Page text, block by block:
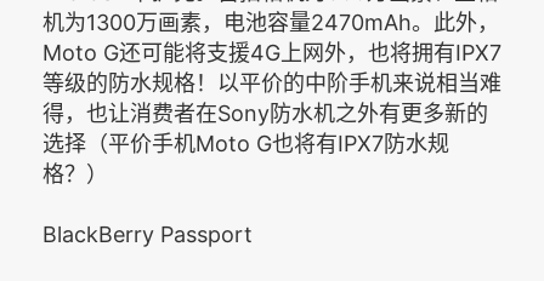
机为1300万画素，电池容量2470mAh。此外，
Moto G还可能将支援4G上网外，也将拥有IPX7
等级的防水规格！以平价的中阶手机来说相当难
得，也让消费者在Sony防水机之外有更多新的
选择（平价手机Moto G也将有IPX7防水规
格？）
BlackBerry Passport